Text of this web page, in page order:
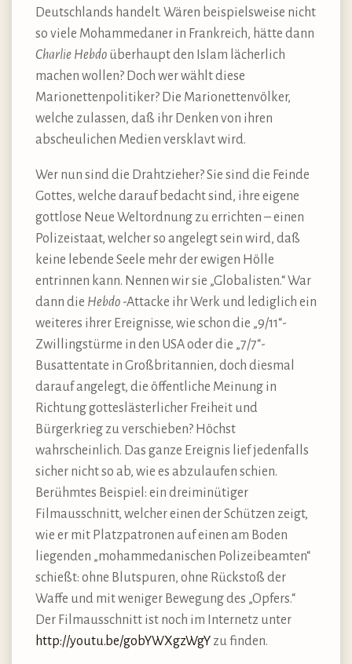
Deutschlands handelt. Wären beispielsweise nicht
so viele Mohammedaner in Frankreich, hätte dann
Charlie Hebdo überhaupt den Islam lächerlich
machen wollen? Doch wer wählt diese
Marionettenpolitiker? Die Marionettenvölker,
welche zulassen, daß ihr Denken von ihren
abscheulichen Medien versklavt wird.
Wer nun sind die Drahtzieher? Sie sind die Feinde
Gottes, welche darauf bedacht sind, ihre eigene
gottlose Neue Weltordnung zu errichten – einen
Polizeistaat, welcher so angelegt sein wird, daß
keine lebende Seele mehr der ewigen Hölle
entrinnen kann. Nennen wir sie „Globalisten.“ War
dann die Hebdo -Attacke ihr Werk und lediglich ein
weiteres ihrer Ereignisse, wie schon die „9/11“-
Zwillingstürme in den USA oder die „7/7“-
Busattentate in Großbritannien, doch diesmal
darauf angelegt, die öffentliche Meinung in
Richtung gotteslästerlicher Freiheit und
Bürgerkrieg zu verschieben? Höchst
wahrscheinlich. Das ganze Ereignis lief jedenfalls
sicher nicht so ab, wie es abzulaufen schien.
Berühmtes Beispiel: ein dreiminütiger
Filmausschnitt, welcher einen der Schützen zeigt,
wie er mit Platzpatronen auf einen am Boden
liegenden „mohammedanischen Polizeibeamten“
schießt: ohne Blutspuren, ohne Rückstoß der
Waffe und mit weniger Bewegung des „Opfers.“
Der Filmausschnitt ist noch im Internetz unter
http://youtu.be/gobYWXgzWgY zu finden.